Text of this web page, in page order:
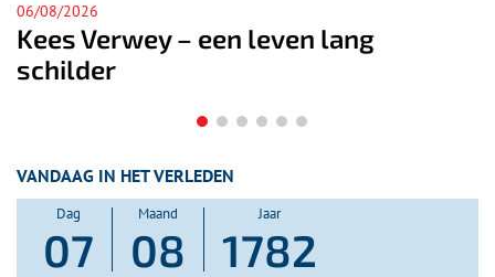
05/08/2026
De Wateratlas van Noord-Holland
geeft inzicht in onze relatie met
VANDAAG IN HET VERLEDEN
Dag
07
Maand
08
Jaar
1782